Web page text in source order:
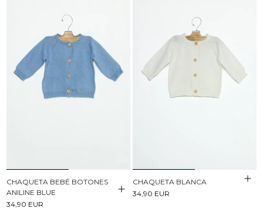
CHAQUETA BEBÉ BOTONES
ANILINE BLUE
34,90 EUR
CHAQUETA BLANCA
34,90 EUR